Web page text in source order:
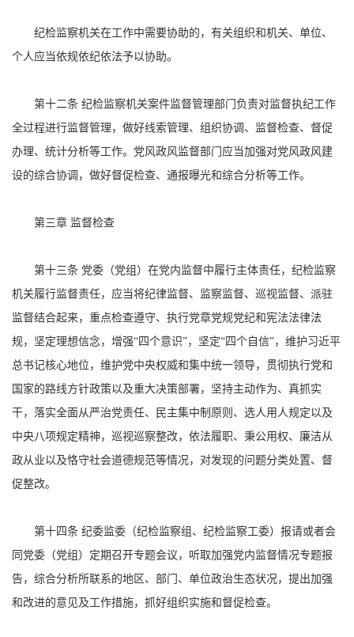
纪检监察机关在工作中需要协助的，有关组织和机关、单位、
个人应当依规依纪依法予以协助。
第十二条 纪检监察机关案件监督管理部门负责对监督执纪工作
全过程进行监督管理，做好线索管理、组织协调、监督检查、督促
办理、统计分析等工作。党风政风监督部门应当加强对党风政风建
设的综合协调，做好督促检查、通报曝光和综合分析等工作。
第三章 监督检查
第十三条 党委（党组）在党内监督中履行主体责任，纪检监察
机关履行监督责任，应当将纪律监督、监察监督、巡视监督、派驻
监督结合起来，重点检查遵守、执行党章党规党纪和宪法法律法
规，坚定理想信念，增强“四个意识”，坚定“四个自信”，维护习近平
总书记核心地位，维护党中央权威和集中统一领导，贯彻执行党和
国家的路线方针政策以及重大决策部署，坚持主动作为、真抓实
干，落实全面从严治党责任、民主集中制原则、选人用人规定以及
中央八项规定精神，巡视巡察整改，依法履职、秉公用权、廉洁从
政从业以及恪守社会道德规范等情况，对发现的问题分类处置、督
促整改。
第十四条 纪委监委（纪检监察组、纪检监察工委）报请或者会
同党委（党组）定期召开专题会议，听取加强党内监督情况专题报
告，综合分析所联系的地区、部门、单位政治生态状况，提出加强
和改进的意见及工作措施，抓好组织实施和督促检查。